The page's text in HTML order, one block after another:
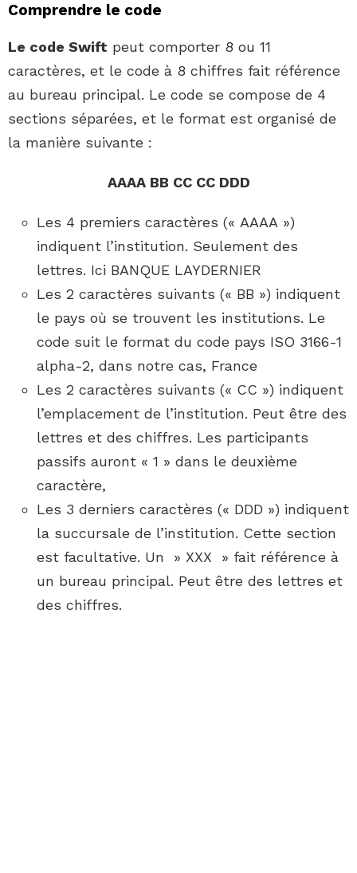
Comprendre le code
Le code Swift peut comporter 8 ou 11
caractères, et le code à 8 chiffres fait référence
au bureau principal. Le code se compose de 4
sections séparées, et le format est organisé de
la manière suivante :
AAAA BB CC CC DDD
Les 4 premiers caractères (« AAAA »)
indiquent l’institution. Seulement des
lettres. Ici BANQUE LAYDERNIER
Les 2 caractères suivants (« BB ») indiquent
le pays où se trouvent les institutions. Le
code suit le format du code pays ISO 3166-1
alpha-2, dans notre cas, France
Les 2 caractères suivants (« CC ») indiquent
l’emplacement de l’institution. Peut être des
lettres et des chiffres. Les participants
passifs auront « 1 » dans le deuxième
caractère,
Les 3 derniers caractères (« DDD ») indiquent
la succursale de l’institution. Cette section
est facultative. Un » XXX » fait référence à
un bureau principal. Peut être des lettres et
des chiffres.